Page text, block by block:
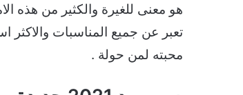
هو معنى للغيرة والكثير من هذه
تعبر عن جميع المناسبات
محبته لمن حولة .